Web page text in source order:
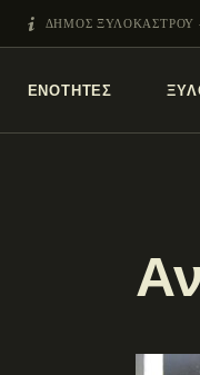
ΔΗΜΟΣ ΞΥΛΟΚΑΣΤΡΟΥ
ΕΝΌΤΗΤΕΣ